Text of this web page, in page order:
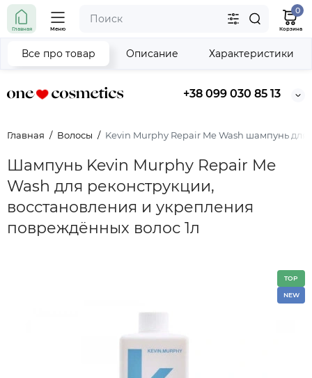
+38 099 030 85 13
Главная Меню
0
Корзина
Главная Волосы Kevin Murphy Repair Me Wash шампунь
Шампунь Kevin Murphy Repair Me
Wash для реконструкции,
восстановления и укрепления
повреждённых волос 1л
Все про товар Описание Характеристики
TOP
NEW